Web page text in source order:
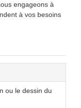
engageons à
à vos besoins
ou le dessin du